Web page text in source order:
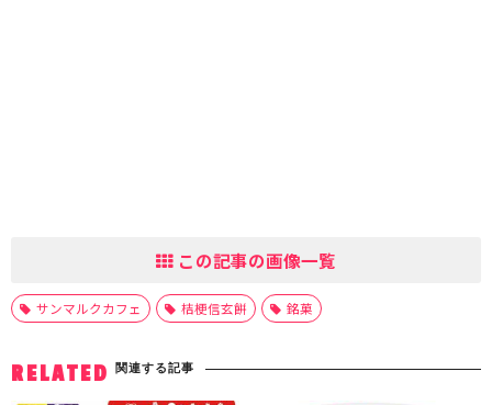
この記事の画像一覧
サンマルクカフェ 桔梗信玄餅 銘菓
RELATED 関連する記事